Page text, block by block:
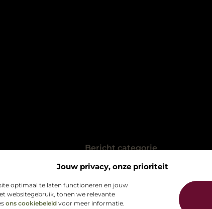
Jouw privacy, onze prioriteit
optimaal te laten functioneren en jouw
websitegebruik, tonen we relevante
ons cookiebeleid voor meer informatie.
@2025 All Right Reserved. Design by
www.picklebal.nl.
Bericht categorie